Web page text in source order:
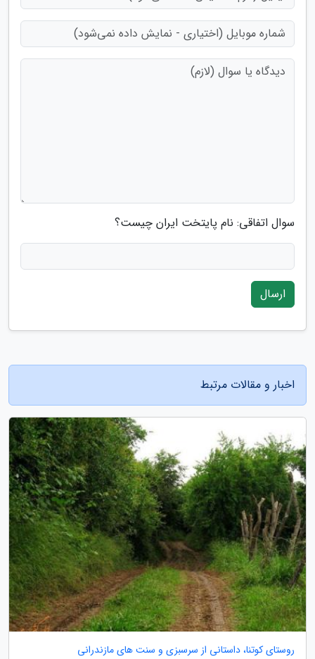
سوال اتفاقی: نام پایتخت ایران چیست؟
ارسال
اخبار و مقالات مرتبط
روستای کوتنا، داستانی از سرسبزی و سنت های مازندرانی